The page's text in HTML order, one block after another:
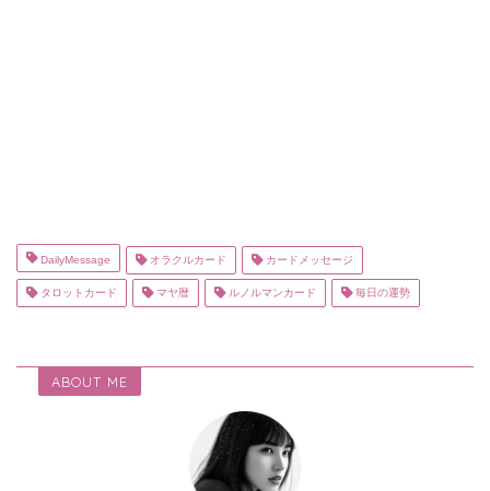
DailyMessage オラクルカード カードメッセージ
タロットカード マヤ暦 ルノルマンカード 毎日の運勢
ABOUT ME